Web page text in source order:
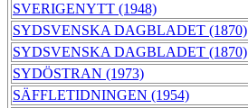
SVERIGENYTT (1948)
SYDSVENSKA DAGBLADET (1870)
SYDSVENSKA DAGBLADET (1870)
SYDÖSTRAN (1973)
SÄFFLETIDNINGEN (1954)